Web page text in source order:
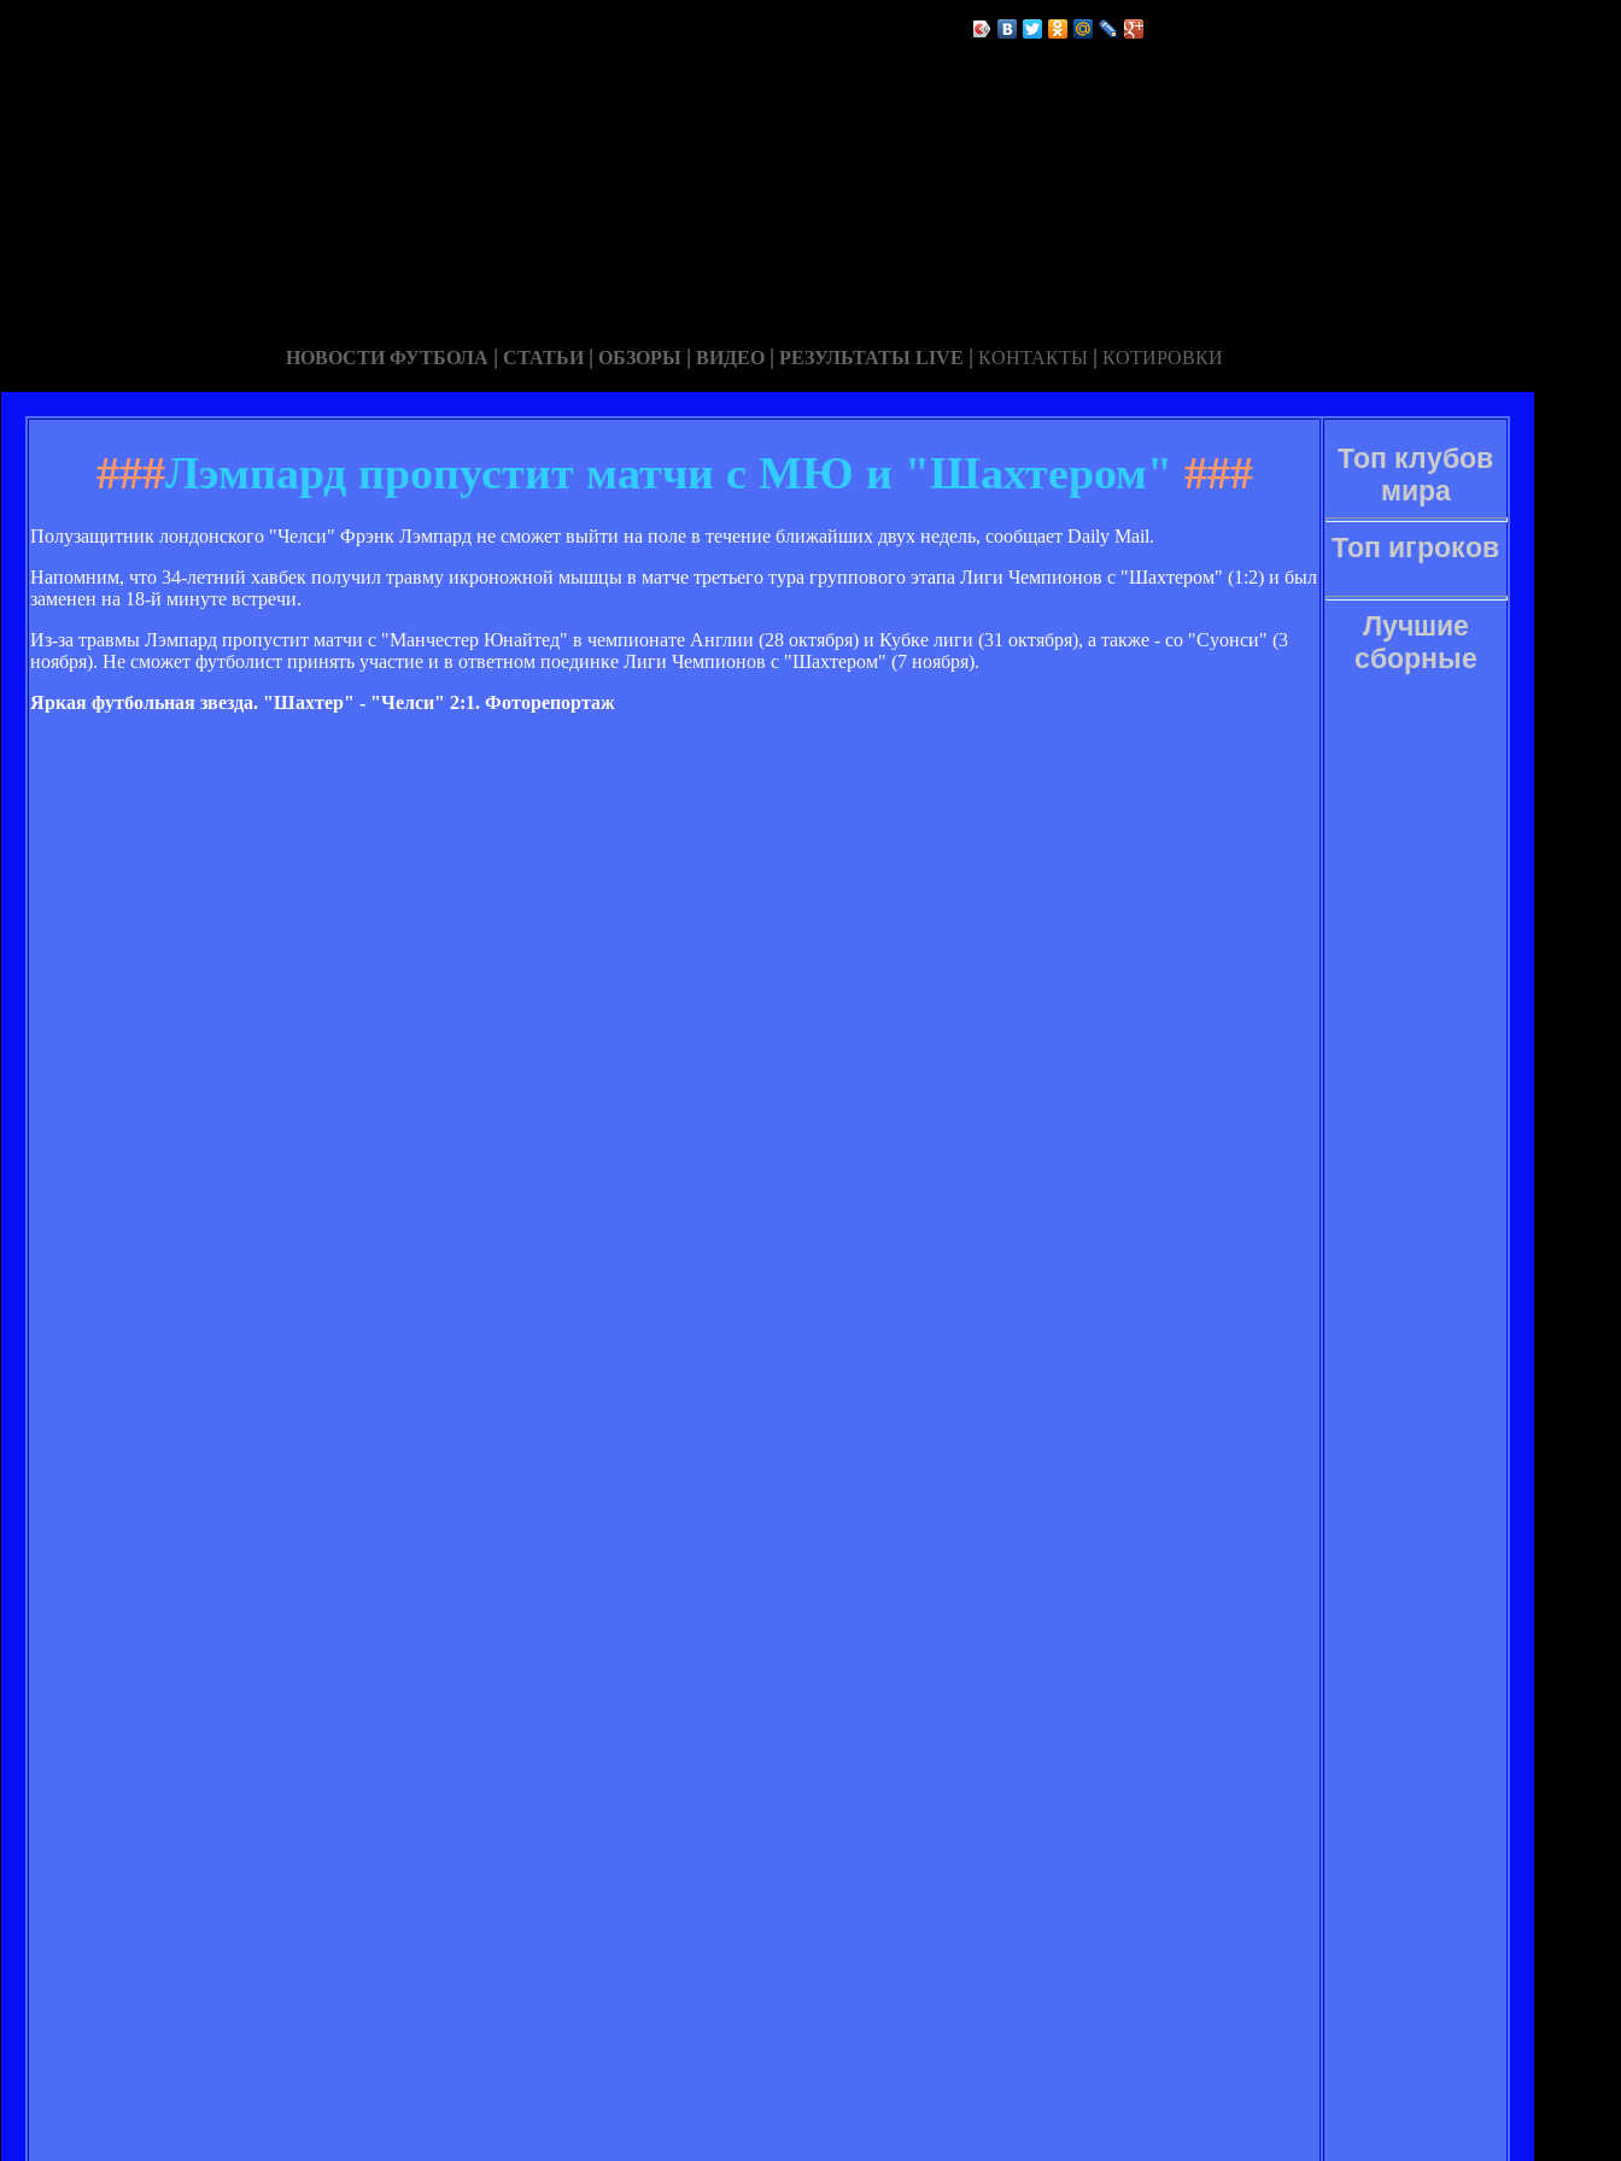
НОВОСТИ ФУТБОЛА | СТАТЬИ | ОБЗОРЫ | ВИДЕО | РЕЗУЛЬТАТЫ LIVE | КОНТАКТЫ | КОТИРОВКИ
###Лэмпард пропустит матчи с МЮ и "Шахтером" ###
Полузащитник лондонского "Челси" Фрэнк Лэмпард не сможет выйти на поле в течение ближайших двух недель, сообщает Daily Mail.
Напомним, что 34-летний хавбек получил травму икроножной мышцы в матче третьего тура группового этапа Лиги Чемпионов с "Шахтером" (1:2) и был
заменен на 18-й минуте встречи.
Из-за травмы Лэмпард пропустит матчи с "Манчестер Юнайтед" в чемпионате Англии (28 октября) и Кубке лиги (31 октября), а также - со "Суонси" (3
ноября). Не сможет футболист принять участие и в ответном поединке Лиги Чемпионов с "Шахтером" (7 ноября).
Яркая футбольная звезда. "Шахтер" - "Челси" 2:1. Фоторепортаж
Топ клубов
мира
Топ игроков
Лучшие
сборные